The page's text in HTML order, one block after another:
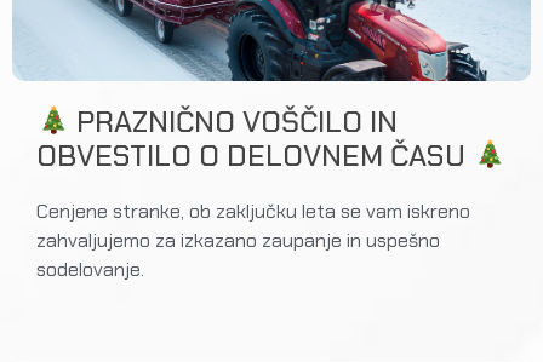
PRAZNIČNO VOŠČILO IN
OBVESTILO O DELOVNEM ČASU
Cenjene stranke, ob zaključku leta se vam iskreno
zahvaljujemo za izkazano zaupanje in uspešno
sodelovanje.